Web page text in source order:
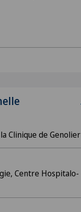
Clinique de Genolier
Centre Hospitalo-